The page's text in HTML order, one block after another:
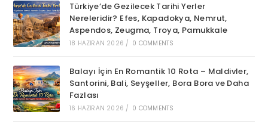
Türkiye’de Gezilecek Tarihi Yerler
Nereleridir? Efes, Kapadokya, Nemrut,
Aspendos, Zeugma, Troya, Pamukkale
18 HAZIRAN 2026 / 0 COMMENTS
Balayı İçin En Romantik 10 Rota – Maldivler,
Santorini, Bali, Seyşeller, Bora Bora ve Daha
Fazlası
16 HAZIRAN 2026 / 0 COMMENTS